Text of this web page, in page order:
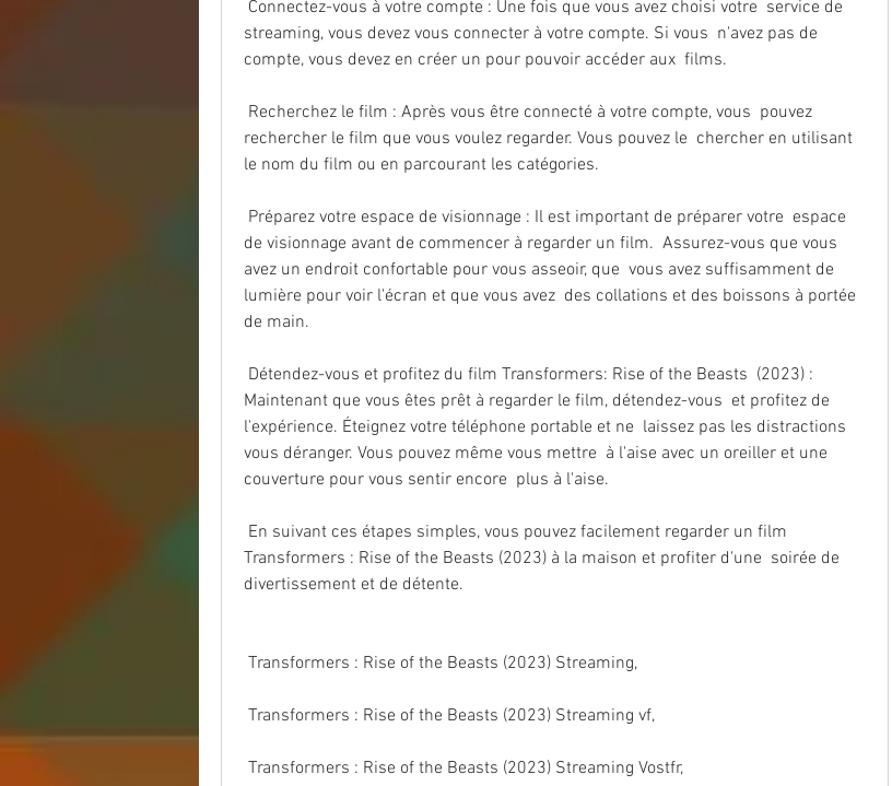
streaming, vous devez vous connecter à votre compte. Si vous  n'avez pas de
compte, vous devez en créer un pour pouvoir accéder aux  films.
rechercher le film que vous voulez regarder. Vous pouvez le  chercher en utilisant
le nom du film ou en parcourant les catégories.
de visionnage avant de commencer à regarder un film.  Assurez-vous que vous
avez un endroit confortable pour vous asseoir, que  vous avez suffisamment de
lumière pour voir l'écran et que vous avez  des collations et des boissons à portée
de main.
Maintenant que vous êtes prêt à regarder le film, détendez-vous  et profitez de
l'expérience. Éteignez votre téléphone portable et ne  laissez pas les distractions
vous déranger. Vous pouvez même vous mettre  à l'aise avec un oreiller et une
couverture pour vous sentir encore  plus à l'aise.
Transformers : Rise of the Beasts (2023) à la maison et profiter d'une  soirée de
divertissement et de détente.
Transformers : Rise of the Beasts (2023) Streaming,
Transformers : Rise of the Beasts (2023) Streaming vf,
Transformers : Rise of the Beasts (2023) Streaming Vostfr,